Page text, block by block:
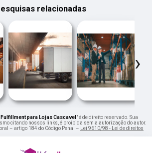
relacionadas
›
para Lojas Cascavel " é de direito reservado. Sua
citando nossos links, é proibida sem a autorização do autor.
– artigo 184 do Código Penal –
Lei 9610/98 - Lei de direitos